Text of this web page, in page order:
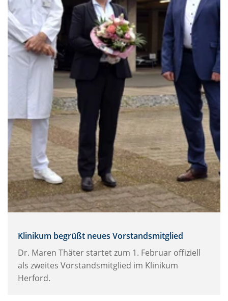
Klinikum begrüßt neues Vorstandsmitglied
Dr. Maren Thäter startet zum 1. Februar offiziell
als zweites Vorstandsmitglied im Klinikum
Herford.